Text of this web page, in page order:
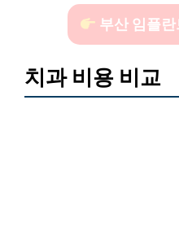
부산 임플
치과 비용 비교